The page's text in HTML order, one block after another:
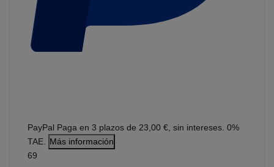
PayPal Paga en 3 plazos de 23,00 €, sin intereses. 0%
TAE.
Más información
69